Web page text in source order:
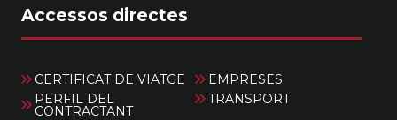
Accessos directes
CERTIFICAT DE VIATGE
EMPRESES
PERFIL DEL
CONTRACTANT
TRANSPORT